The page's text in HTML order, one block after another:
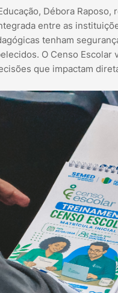
Débora
entre as
tenham
O Censo
que impactam